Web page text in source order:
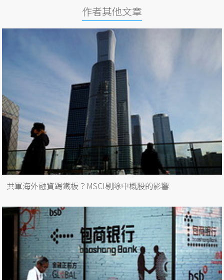
作者其他文章
共軍海外融資踢鐵板？MSCI剔除中概股的影響